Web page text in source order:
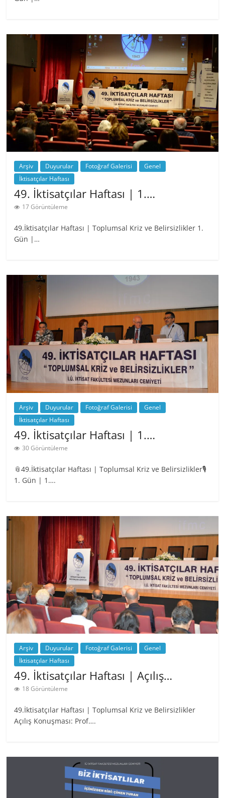
Arşiv Duyurular Fotoğraf Galerisi
Genel
İktisatçılar Haftası
49. İktisatçılar Haftası | 1.…
17 Görüntüleme
49.İktisatçılar Haftası | Toplumsal Kriz ve Belirsizlikler 1.
Gün |…
Arşiv Duyurular Fotoğraf Galerisi
Genel
İktisatçılar Haftası
49. İktisatçılar Haftası | 1.…
30 Görüntüleme
📎49.İktisatçılar Haftası | Toplumsal Kriz ve Belirsizlikler🎙️
1. Gün | 1….
Arşiv Duyurular Fotoğraf Galerisi
Genel
İktisatçılar Haftası
49. İktisatçılar Haftası | Açılış…
18 Görüntüleme
49.İktisatçılar Haftası | Toplumsal Kriz ve Belirsizlikler
Açılış Konuşması: Prof….